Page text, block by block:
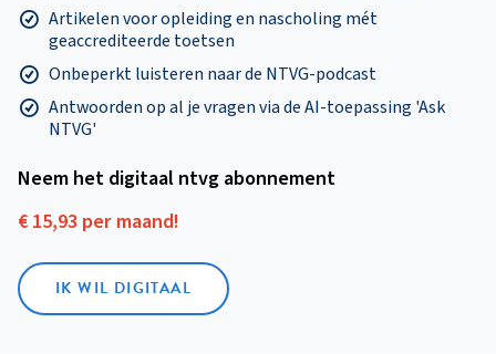
Artikelen voor opleiding en nascholing mét
geaccrediteerde toetsen
Onbeperkt luisteren naar de NTVG-podcast
Antwoorden op al je vragen via de AI-toepassing 'Ask
NTVG'
Neem het digitaal ntvg abonnement
€ 15,93 per maand!
IK WIL DIGITAAL